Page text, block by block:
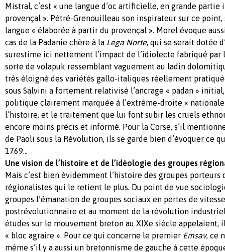
Mistral, c’est « une langue d’oc artificielle, en grande partie
provençal ». Pétré-Grenouilleau son inspirateur sur ce point,
langue « élaborée à partir du provençal ». Morel évoque
cas de la Padanie chère à la Lega Norte, qui se serait dotée
surestime ici nettement l’impact de l’idiolecte fabriqué par
sorte de volapuk ressemblant vaguement au ladin
très éloigné des variétés gallo-italiques réellement
sous Salvini a fortement relativisé l’ancrage « padan »
politique clairement marquée à l’extrême-droite «
l’histoire, et le traitement que lui font subir les cruels
encore moins précis et informé. Pour la Corse, s’il
de Paoli sous la Révolution, ils se garde bien d’évoquer ce
1769…
Une vision de l’histoire et de l’idéologie des groupes
Mais c’est bien évidemment l’histoire des groupes porteurs
régionalistes qui le retient le plus. Du point de vue
groupes l’émanation de groupes sociaux en pertes de
postrévolutionnaire et au moment de la révolution
études sur le mouvement breton au XIXe siècle appelaient,
« bloc agraire ». Pour ce qui concerne le premier Emsav, ce
même s’il y a aussi un bretonnisme de gauche à cette